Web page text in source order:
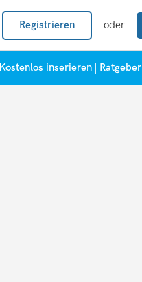
Registrieren oder
Kostenlos inserieren Ratgeber